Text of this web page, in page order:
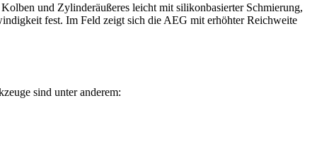
und Zylinderäußeres leicht mit silikonbasierter Schmierung,
fest. Im Feld zeigt sich die AEG mit erhöhter Reichweite
sind unter anderem: